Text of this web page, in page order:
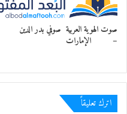
صوت الهوية العربية صوفي بدر الدين
– الإمارات
اترك تعليقاً